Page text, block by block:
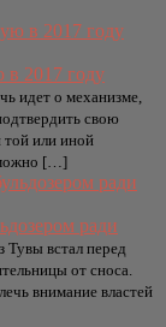
в 2017 году
идет о механизме,
свою
той или иной
можно […]
ради
Тувы встал перед
от сноса.
внимание властей